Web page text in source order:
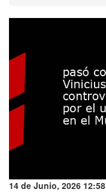
14 de Junio, 2026 12:58